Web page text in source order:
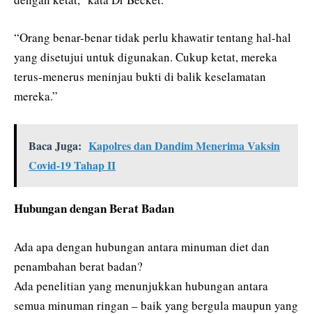
“Orang benar-benar tidak perlu khawatir tentang hal-hal
yang disetujui untuk digunakan. Cukup ketat, mereka
terus-menerus meninjau bukti di balik keselamatan
mereka.”
Baca Juga: Kapolres dan Dandim Menerima Vaksin
Covid-19 Tahap II
Hubungan dengan Berat Badan
Ada apa dengan hubungan antara minuman diet dan
penambahan berat badan?
Ada penelitian yang menunjukkan hubungan antara
semua minuman ringan – baik yang bergula maupun yang